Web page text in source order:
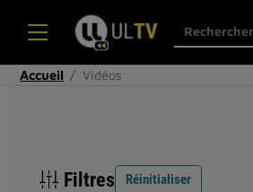
Accueil Vidéos
Filtres Réinitialiser